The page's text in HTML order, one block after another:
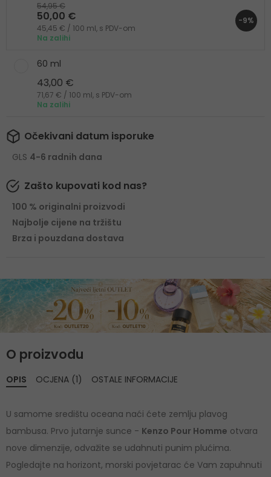
54,95 €
50,00 €
45,45 € / 100 ml, s PDV-om
Na zalihi
-9%
60 ml
43,00 €
71,67 € / 100 ml, s PDV-om
Na zalihi
Očekivani datum isporuke
GLS 4-6 radnih dana
Zašto kupovati kod nas?
100 % originalni proizvodi
Najbolje cijene na tržištu
Brza i pouzdana dostava
O proizvodu
OPIS
U samome središtu oceana naći ćete zemlju plavog
bambusa. Prvo jutarnje sunce - Kenzo Pour Homme otvara
nove dimenzije, odvažite se udahnuti punim plućima.
Pogledajte na horizont, morski povjetarac će Vam zapuhnuti
OCJENA (1) OSTALE INFORMACIJE